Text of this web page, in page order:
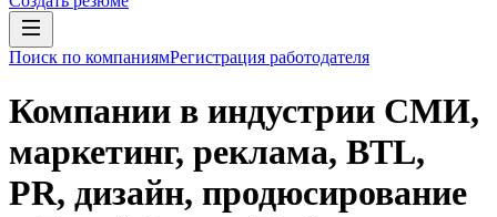
Поиск по компаниямРегистрация работодателя
Компании в индустрии СМИ,
маркетинг, реклама, BTL,
PR, дизайн, продюсирование